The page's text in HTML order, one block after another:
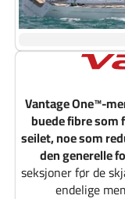
Vantage One™-
buede fibre som
seilet, noe som
den generelle
seksjoner før de
endelige